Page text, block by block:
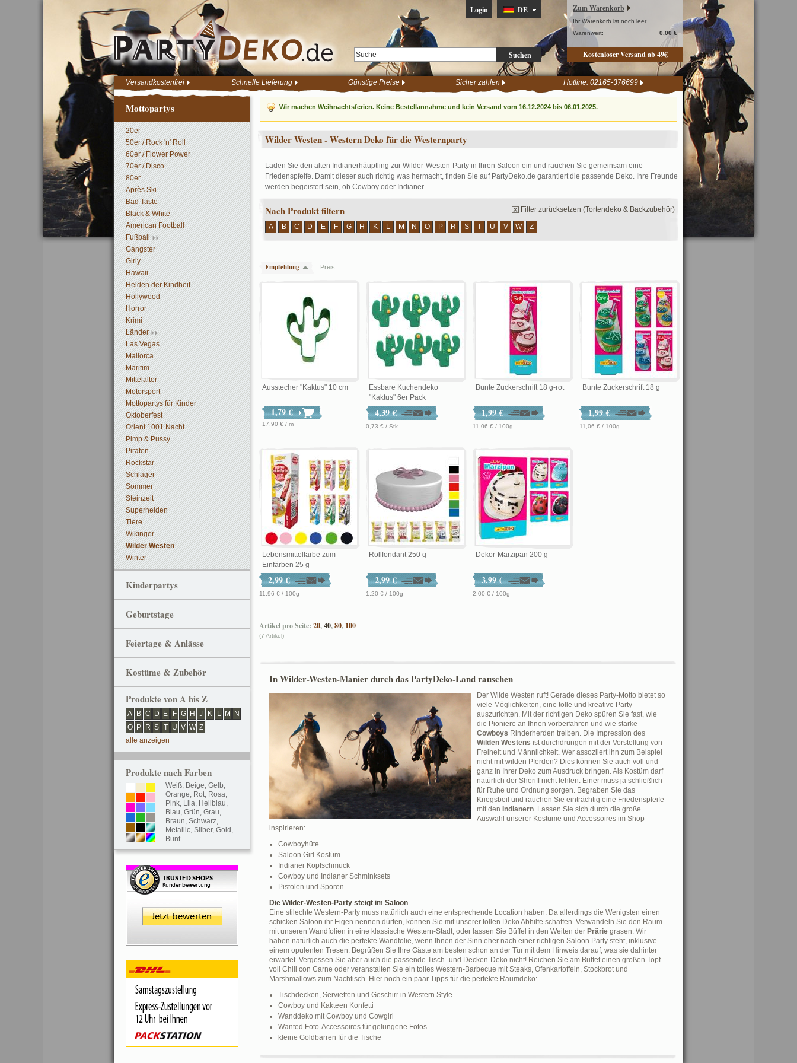
Suchen
Login DE Zum Warenkorb
Ihr Warenkorb ist noch leer.
Warenwert:
0,00 €
Kostenloser Versand ab 49€
Versandkostenfrei Schnelle Lieferung Günstige Preise Sicher zahlen Hotline: 02165-376699
Wir machen Weihnachtsferien. Keine Bestellannahme und kein Versand vom 16.12.2024 bis 06.01.2025.
Wilder Westen - Western Deko für die Westernparty
Laden Sie den alten Indianerhäuptling zur Wilder-Westen-Party in Ihren Saloon ein und rauchen Sie gemeinsam eine
Friedenspfeife. Damit dieser auch richtig was hermacht, finden Sie auf PartyDeko.de garantiert die passende Deko. Ihre Freunde
werden begeistert sein, ob Cowboy oder Indianer.
Nach Produkt filtern
A B C D E F G H K L M N O P R S T U V W Z
Filter zurücksetzen (Tortendeko & Backzubehör)
Empfehlung Preis
Ausstecher "Kaktus" 10 cm
1,79 €
17,90 € / m
Essbare Kuchendeko
"Kaktus" 6er Pack
4,39 €
0,73 € / Stk.
Bunte Zuckerschrift 18 g-rot
1,99 €
11,06 € / 100g
Bunte Zuckerschrift 18 g
1,99 €
11,06 € / 100g
Lebensmittelfarbe zum
Einfärben 25 g
2,99 €
11,96 € / 100g
Rollfondant 250 g
2,99 €
1,20 € / 100g
Dekor-Marzipan 200 g
3,99 €
2,00 € / 100g
Artikel pro Seite: 20,40,80, 100
(7 Artikel)
In Wilder-Westen-Manier durch das PartyDeko-Land rauschen
Der Wilde Westen ruft! Gerade dieses Party-Motto bietet so
viele Möglichkeiten, eine tolle und kreative Party
auszurichten. Mit der richtigen Deko spüren Sie fast, wie
die Pioniere an Ihnen vorbeifahren und wie starke
Cowboys Rinderherden treiben. Die Impression des
Wilden Westens ist durchdrungen mit der Vorstellung von
Freiheit und Männlichkeit. Wer assoziiert ihn zum Beispiel
nicht mit wilden Pferden? Dies können Sie auch voll und
ganz in Ihrer Deko zum Ausdruck bringen. Als Kostüm darf
natürlich der Sheriff nicht fehlen. Einer muss ja schließlich
für Ruhe und Ordnung sorgen. Begraben Sie das
Kriegsbeil und rauchen Sie einträchtig eine Friedenspfeife
mit den Indianern. Lassen Sie sich durch die große
Auswahl unserer Kostüme und Accessoires im Shop
inspirieren:
Cowboyhüte
Saloon Girl Kostüm
Indianer Kopfschmuck
Cowboy und Indianer Schminksets
Pistolen und Sporen
Die Wilder-Westen-Party steigt im Saloon
Eine stilechte Western-Party muss natürlich auch eine entsprechende Location haben. Da allerdings die Wenigsten einen
schicken Saloon ihr Eigen nennen dürfen, können Sie mit unserer tollen Deko Abhilfe schaffen. Verwandeln Sie den Raum
mit unseren Wandfolien in eine klassische Western-Stadt, oder lassen Sie Büffel in den Weiten der Prärie grasen. Wir
haben natürlich auch die perfekte Wandfolie, wenn Ihnen der Sinn eher nach einer richtigen Saloon Party steht, inklusive
einem opulenten Tresen. Begrüßen Sie Ihre Gäste am besten schon an der Tür mit dem Hinweis darauf, was sie dahinter
erwartet. Vergessen Sie aber auch die passende Tisch- und Decken-Deko nicht! Reichen Sie am Buffet einen großen Topf
voll Chili con Carne oder veranstalten Sie ein tolles Western-Barbecue mit Steaks, Ofenkartoffeln, Stockbrot und
Marshmallows zum Nachtisch. Hier noch ein paar Tipps für die perfekte Raumdeko:
Tischdecken, Servietten und Geschirr in Western Style
Cowboy und Kakteen Konfetti
Wanddeko mit Cowboy und Cowgirl
Wanted Foto-Accessoires für gelungene Fotos
kleine Goldbarren für die Tische
Mottopartys
20er
50er / Rock 'n' Roll
60er / Flower Power
70er / Disco
80er
Après Ski
Bad Taste
Black & White
American Football
Fußball
Gangster
Girly
Hawaii
Helden der Kindheit
Hollywood
Horror
Krimi
Länder
Las Vegas
Mallorca
Maritim
Mittelalter
Motorsport
Mottopartys für Kinder
Oktoberfest
Orient 1001 Nacht
Pimp & Pussy
Piraten
Rockstar
Schlager
Sommer
Steinzeit
Superhelden
Tiere
Wikinger
Wilder Westen
Winter
Kinderpartys
Geburtstage
Feiertage & Anlässe
Kostüme & Zubehör
Produkte von A bis Z
A B C D E F G H J K L M
N
O
P R S T U V W Z
alle anzeigen
Produkte nach Farben
Weiß, Beige, Gelb,
Orange, Rot, Rosa,
Pink, Lila, Hellblau,
Blau, Grün, Grau,
Braun, Schwarz,
Metallic, Silber, Gold ,
Bunt